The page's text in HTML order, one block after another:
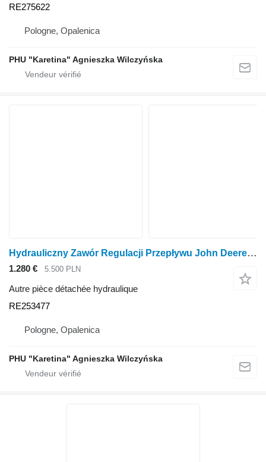
RE275622
Pologne, Opalenica
PHU "Karetina" Agnieszka Wilczyńska
Hydrauliczny Zawór Regulacji Przepływu John Deere 8130 8230 8330 8430 Vanne de régulation de débit hydraulique RE253 RE253477 pour tracteur à roues John Deere 8130 8230 8330 8430
1.280 € 5.500 PLN
Autre pièce détachée hydraulique
RE253477
Pologne, Opalenica
PHU "Karetina" Agnieszka Wilczyńska